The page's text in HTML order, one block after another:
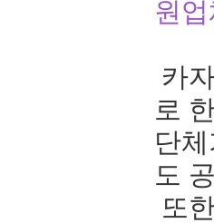
원
카
로
단
도
또